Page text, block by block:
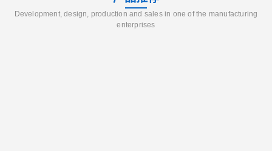
Development, design, production and sales in one of the manufacturing
enterprises